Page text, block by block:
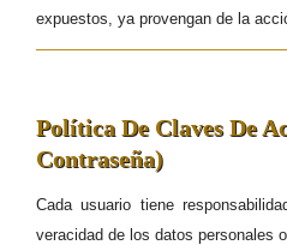
expuestos, ya provengan de la
Política De Claves De
Contraseña)
Cada usuario tiene
veracidad de los datos personales